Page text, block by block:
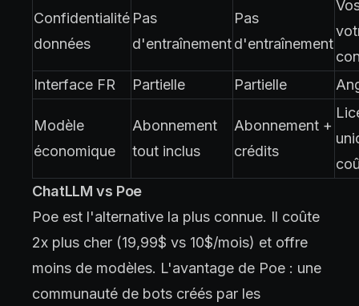
Confidentialité
données
Pas
d'entraînement
Pas
d'entraînement
Interface FR
Partielle Partielle
Modèle
économique
Abonnement
tout inclus
Abonnement +
crédits
ChatLLM vs Poe
Poe est l'alternative la plus connue. Il coûte
2x plus cher (19,99$ vs 10$/mois) et offre
moins de modèles. L'avantage de Poe : une
communauté de bots créés par les